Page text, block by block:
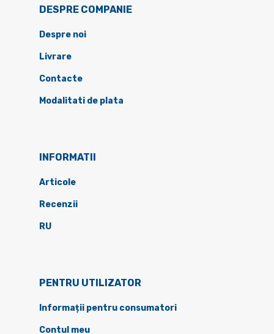
DESPRE COMPANIE
Despre noi
Livrare
Contacte
Modalitati de plata
INFORMATII
Articole
Recenzii
RU
PENTRU UTILIZATOR
Informații pentru consumatori
Contul meu